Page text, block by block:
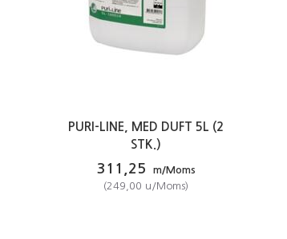
PURI-LINE, MED DUFT 5L (2
STK.)
311,25
m/Moms
(249,00 u/Moms)